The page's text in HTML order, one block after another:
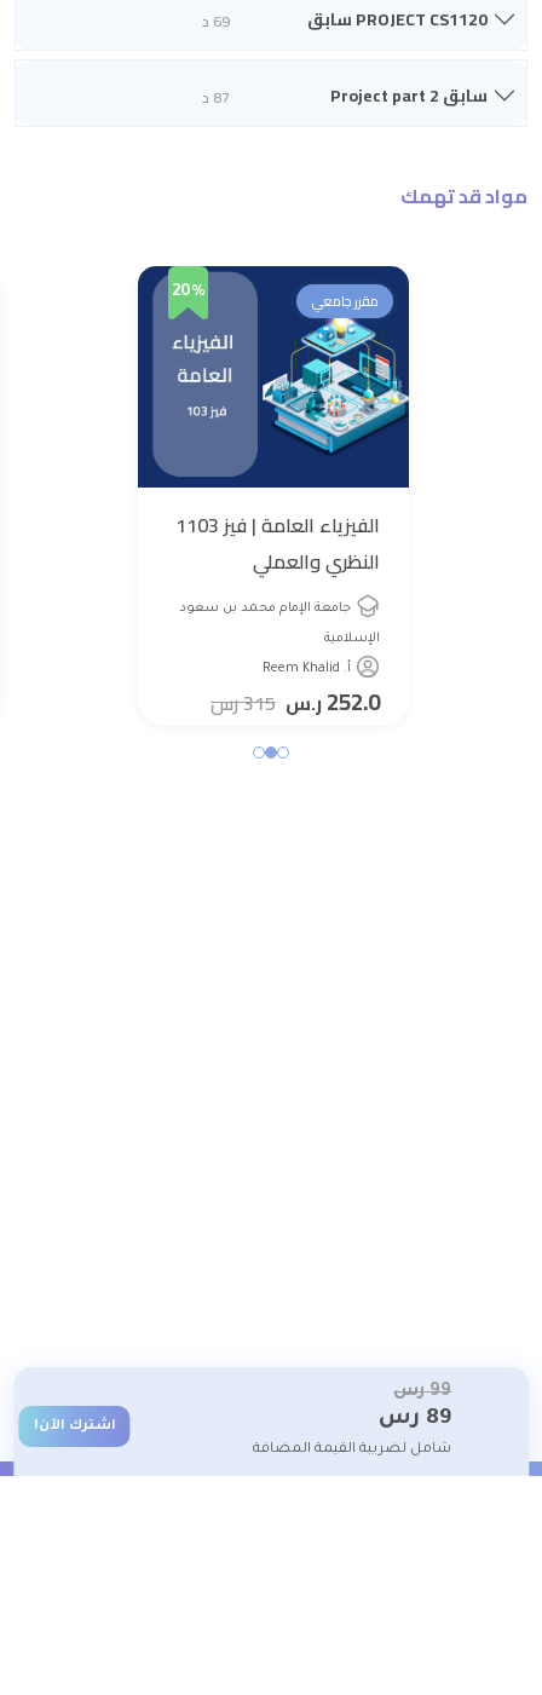
PROJECT CS1120 سابق 69 د
سابق Project part 2 87 د
مواد قد تهمك
مقرر جامعي 20%
الفيزياء العامة | فيز 1103
النظري والعملي
جامعة الإمام محمد بن سعود
الإسلامية
أ. Reem Khalid
252.0ر.س 315رس
99 رس
89 رس
شامل لضريبة القيمة المضافة
اشترك الآن!